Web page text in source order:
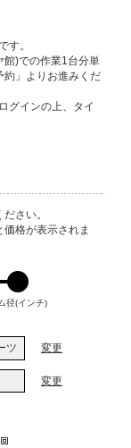
す。
館)での作業1台分単
約」よりお進みくだ
グインの上、タイ
さい。
格が表示されま
径(インチ)
ツ 変更
変更